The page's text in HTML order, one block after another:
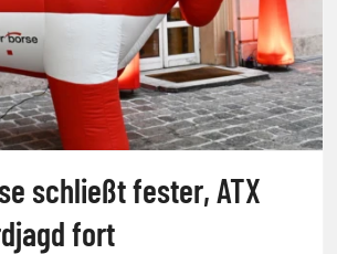
schließt fester, ATX
fort